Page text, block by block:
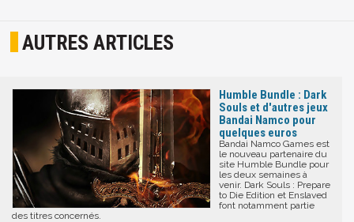
AUTRES ARTICLES
Humble Bundle : Dark
Souls et d'autres jeux
Bandai Namco pour
quelques euros
Bandai Namco Games est
le nouveau partenaire du
site Humble Bundle pour
les deux semaines à
venir. Dark Souls : Prepare
to Die Edition et Enslaved
font notamment partie
des titres concernés.